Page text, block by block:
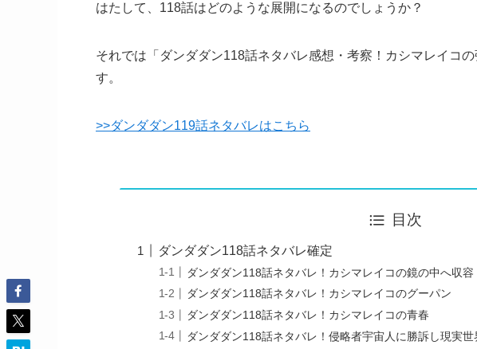
はたして、118話はどのような展開になるのでしょうか？
それでは「ダンダダン118話ネタバレ感想・考察！カシマレイコ
す。
>>ダンダダン119話ネタバレはこちら
目次
ダンダダン118話ネタバレ確定
ダンダダン118話ネタバレ！カシマレイコの鏡の中へ収容
ダンダダン118話ネタバレ！カシマレイコのグーパン
ダンダダン118話ネタバレ！カシマレイコの青春
ダンダダン118話ネタバレ！侵略者宇宙人に勝訴し現実世